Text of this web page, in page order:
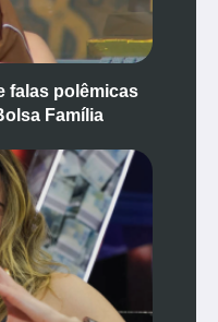
falas polêmicas
Família